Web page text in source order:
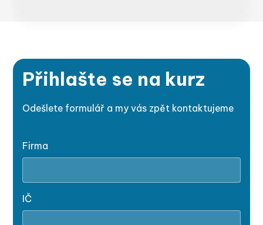
Přihlašte se na kurz
Odešlete formulář a my vás zpět kontaktujeme
Firma
IČ